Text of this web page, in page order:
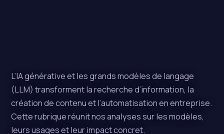
L’IA générative et les grands modèles de langage
(LLM) transforment la recherche d’information, la
création de contenu et l’automatisation en entreprise.
Cette rubrique réunit nos analyses sur les modèles,
leurs usages et leur impact concret.